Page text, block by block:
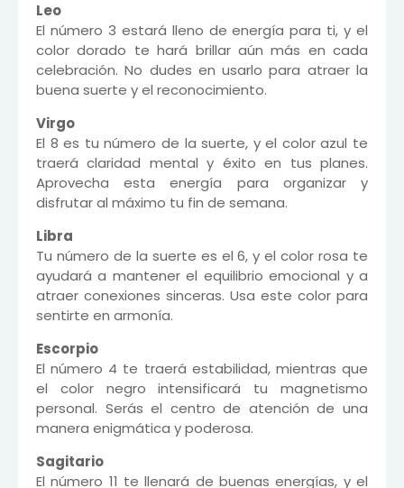
Leo
El número 3 estará lleno de energía para ti, y el
color dorado te hará brillar aún más en cada
celebración. No dudes en usarlo para atraer la
buena suerte y el reconocimiento.
Virgo
El 8 es tu número de la suerte, y el color azul te
traerá claridad mental y éxito en tus planes.
Aprovecha esta energía para organizar y
disfrutar al máximo tu fin de semana.
Libra
Tu número de la suerte es el 6, y el color rosa te
ayudará a mantener el equilibrio emocional y a
atraer conexiones sinceras. Usa este color para
sentirte en armonía.
Escorpio
El número 4 te traerá estabilidad, mientras que
el color negro intensificará tu magnetismo
personal. Serás el centro de atención de una
manera enigmática y poderosa.
Sagitario
El número 11 te llenará de buenas energías, y el